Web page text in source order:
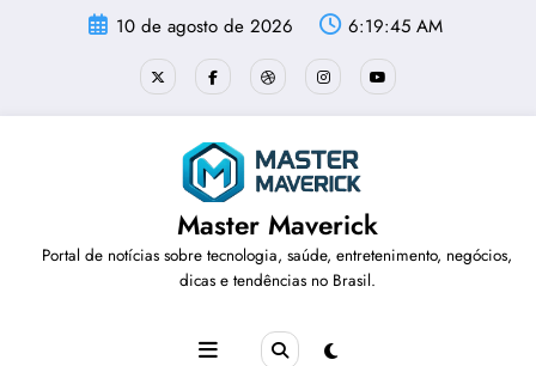
10 de agosto de 2026 6:19:46 AM
Master Maverick
Portal de notícias sobre tecnologia, saúde, entretenimento, negócios,
dicas e tendências no Brasil.